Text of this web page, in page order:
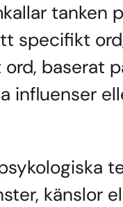
tanken
specifikt
baserat
influenser
känslor